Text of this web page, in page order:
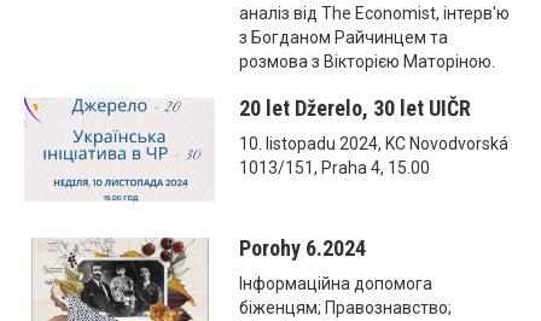
аналіз від The Economist, інтерв'ю
з Богданом Райчинцем та
розмова з Вікторією Маторіною.
20 let Džerelo, 30 let UIČR
10. listopadu 2024, KC Novodvorská
1013/151, Praha 4, 15.00
Porohy 6.2024
Інформаційна допомога
біженцям; Правознавство;